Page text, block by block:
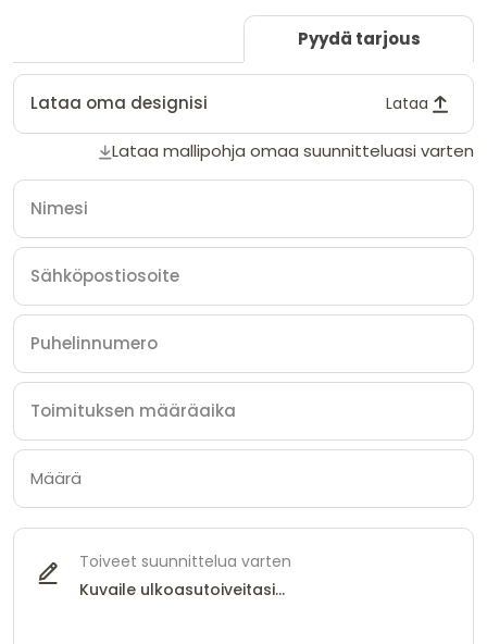
Pyydä tarjous
Lataa oma designisi Lataa
Lataa mallipohja omaa suunnitteluasi varten
Toiveet suunnittelua varten